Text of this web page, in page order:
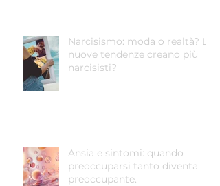
Narcisismo: moda o realtà? Le
nuove tendenze creano più
narcisisti?
Ansia e sintomi: quando
preoccuparsi tanto diventa
preoccupante.